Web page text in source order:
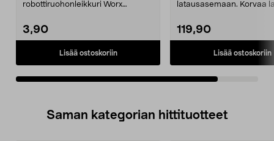
robottiruohonleikkuri Worx
3,90
Lisää ostoskoriin
latausasemaan. Korvaa
119,90
Lisää ostoskoriin
Saman kategorian hittituotteet